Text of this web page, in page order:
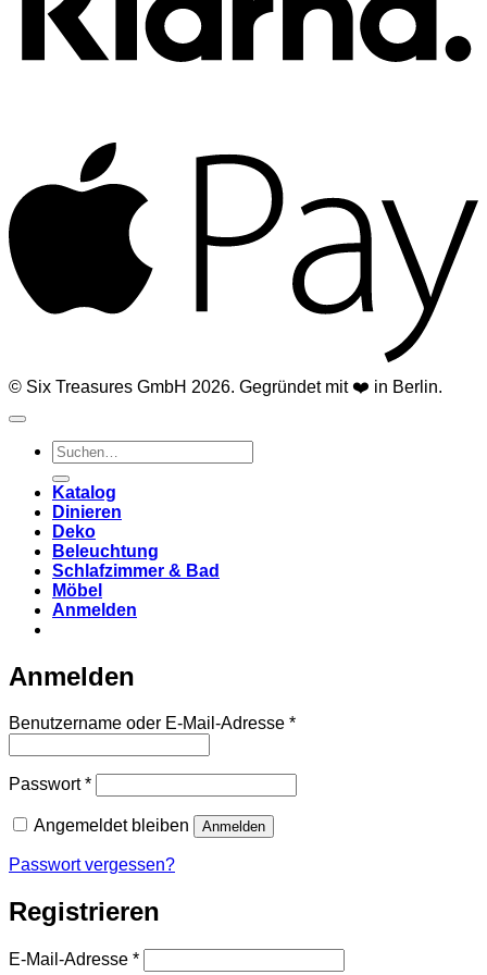
© Six Treasures GmbH 2026. Gegründet mit ❤️ in Berlin.
Suchen
nach:
Katalog
Dinieren
Deko
Beleuchtung
Schlafzimmer & Bad
Möbel
Anmelden
Anmelden
Benutzername oder E-Mail-Adresse *Erforderlich
Passwort*Erforderlich
Angemeldet bleiben Anmelden
Passwort vergessen?
Registrieren
E-Mail-Adresse *Erforderlich